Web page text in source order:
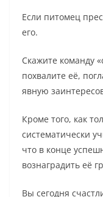
Если питомец
его.
Скажите команду
похвалите её,
явную
Кроме того, как
систематически
что в конце
вознаградить её
Вы сегодня